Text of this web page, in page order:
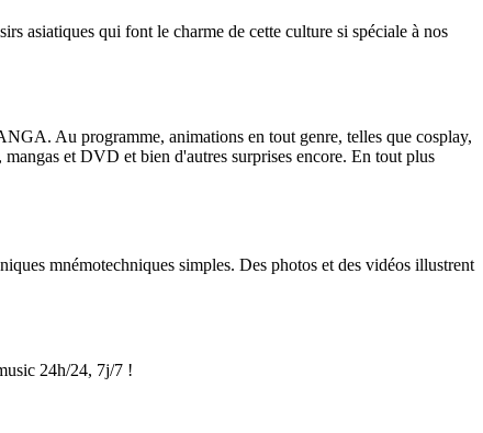
asiatiques qui font le charme de cette culture si spéciale à nos
Au programme, animations en tout genre, telles que cosplay,
et DVD et bien d'autres surprises encore. En tout plus
mnémotechniques simples. Des photos et des vidéos illustrent
24h/24, 7j/7 !